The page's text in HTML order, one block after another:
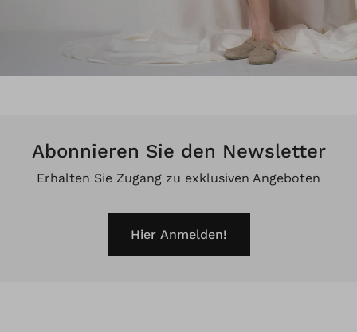
Abonnieren Sie den Newsletter
Erhalten Sie Zugang zu exklusiven Angeboten
Hier Anmelden!